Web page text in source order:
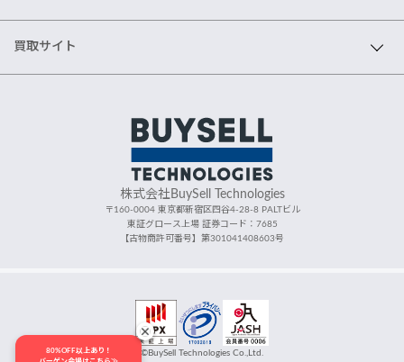
買取サイト
株式会社BuySell Technologies
〒160-0004 東京都新宿区四谷4-28-8 PALTビル
東証グロース上場 証券コード：7685
【古物商許可番号】第301041408603号
©BuySell Technologies Co.,Ltd.
80%OFF以上あり！